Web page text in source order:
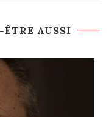
AUSSI